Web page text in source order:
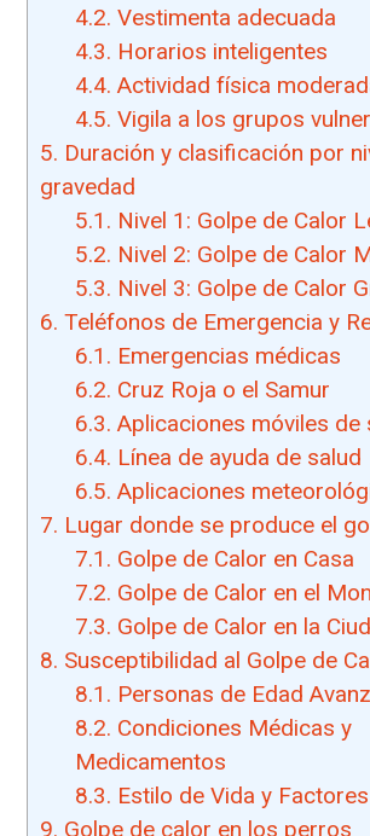
4.2. Vestimenta adecuada
4.3. Horarios inteligentes
4.4. Actividad física
4.5. Vigila a los grupos
5. Duración y clasificación por
gravedad
5.1. Nivel 1: Golpe de Calor
5.2. Nivel 2: Golpe de Calor
5.3. Nivel 3: Golpe de Calor
6. Teléfonos de Emergencia y
6.1. Emergencias médicas
6.2. Cruz Roja o el Samur
6.3. Aplicaciones móviles de
6.4. Línea de ayuda de salud
6.5. Aplicaciones
7. Lugar donde se produce el
7.1. Golpe de Calor en Casa
7.2. Golpe de Calor en el
7.3. Golpe de Calor en la
8. Susceptibilidad al Golpe de
8.1. Personas de Edad
8.2. Condiciones Médicas y
Medicamentos
8.3. Estilo de Vida y
9. Golpe de calor en los perros